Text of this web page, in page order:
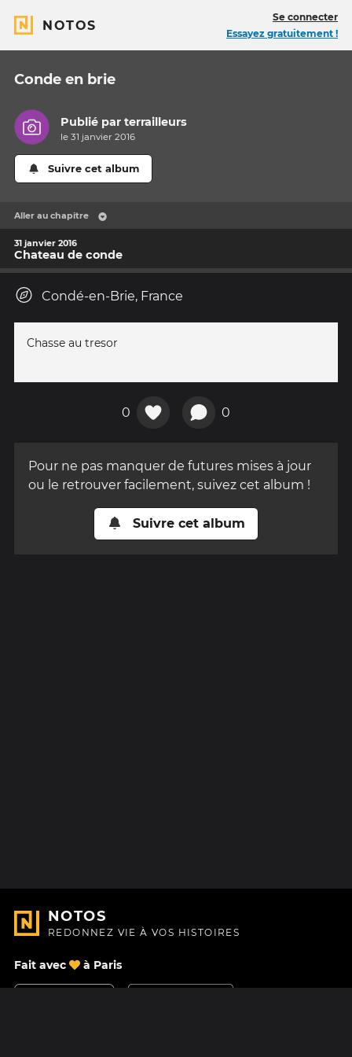
NOTOS
Se connecter
Essayez gratuitement !
Conde en brie
Publié parterrailleurs
le 31 janvier 2016
Suivre cet album
Aller au chapitre
31 janvier 2016
Chateau de conde
Condé-en-Brie, France
Chasse au tresor
0 0
Pour ne pas manquer de futures mises à jour
ou le retrouver facilement, suivez cet album !
Suivre cet album
NOTOS
REDONNEZ VIE À VOS HISTOIRES
Fait avec à Paris